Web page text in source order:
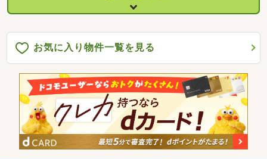
お気に入り物件一覧を見る